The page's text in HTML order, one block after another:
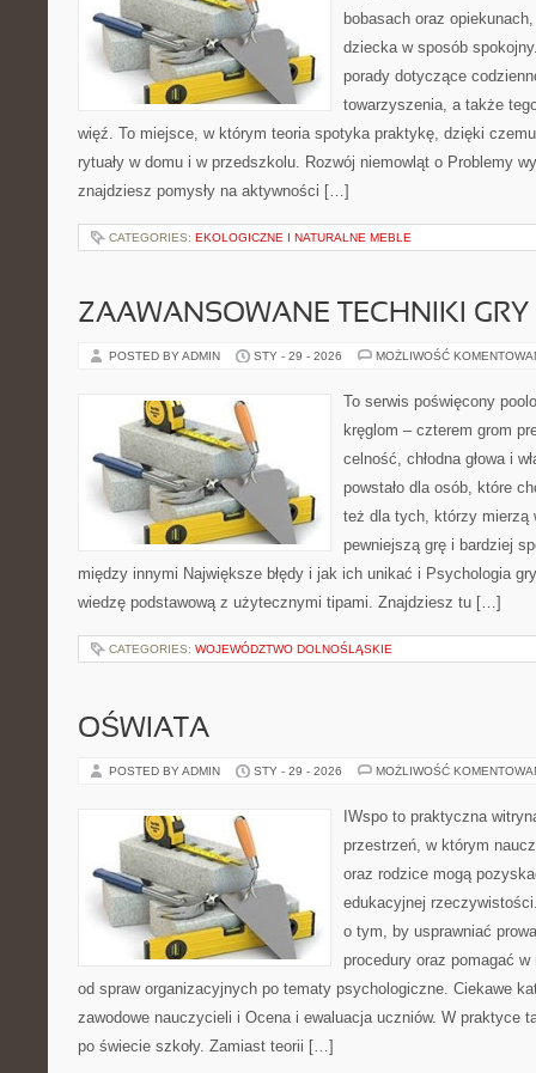
bobasach oraz
dziecka w sposób
porady dotyczące
towarzyszenia, a także
więź. To miejsce, w którym teoria spotyka praktykę, dzięki
rytuały w domu i w przedszkolu. Rozwój niemowląt o Problemy
znajdziesz pomysły na aktywności […]
CATEGORIES: EKOLOGICZNE I NATURALNE MEBLE
ZAAWANSOWANE TECHNIKI GRY
POSTED BY ADMIN STY - 29 - 2026 MOŻLIWOŚĆ
To serwis poświęcony
kręglom – czterem grom
celność, chłodna głowa i
powstało dla osób, które
też dla tych, którzy mierzą
pewniejszą grę i bardziej
między innymi Największe błędy i jak ich unikać i Psychologia
wiedzę podstawową z użytecznymi tipami. Znajdziesz tu […]
CATEGORIES: WOJEWÓDZTWO DOLNOŚLĄSKIE
OŚWIATA
POSTED BY ADMIN STY - 29 - 2026 MOŻLIWOŚĆ
IWspo to praktyczna
przestrzeń, w którym
oraz rodzice mogą
edukacyjnej
o tym, by usprawniać
procedury oraz pomagać
od spraw organizacyjnych po tematy psychologiczne. Ciekawe
zawodowe nauczycieli i Ocena i ewaluacja uczniów. W praktyce
po świecie szkoły. Zamiast teorii […]